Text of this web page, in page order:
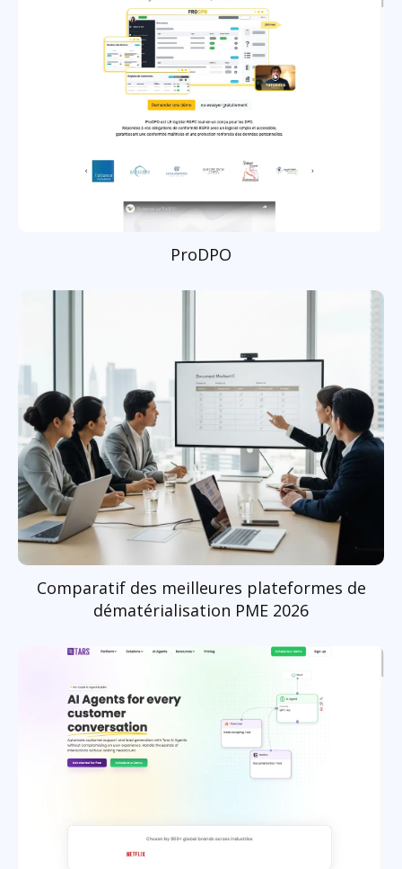
ProDPO
Comparatif des meilleures plateformes de
dématérialisation PME 2026